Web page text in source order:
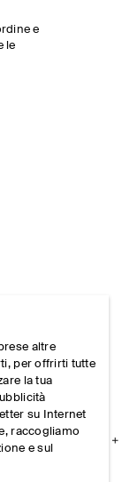
e
le
altre
per offrirti tutte
la tua
su Internet
raccogliamo
e sul